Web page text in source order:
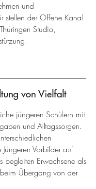
und
stellen der Offene Kanal
Studio,
von Vielfalt
jüngeren Schülern mit
und Alltagssorgen.
Vorbilder auf
begleiten Erwachsene als
Übergang von der